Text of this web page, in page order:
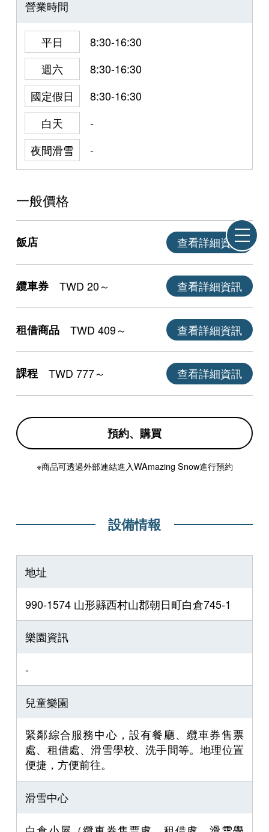
營業時間
平日
8:30-16:30
週六
8:30-16:30
國定假日
8:30-16:30
白天
-
夜間滑雪
-
一般價格
飯店 查看詳細資訊
纜車券 TWD 20～ 查看詳細資訊
租借商品 TWD 409～ 查看詳細資訊
課程 TWD 777～ 查看詳細資訊
預約、購買
※商品可透過外部連結進入WAmazing Snow進行預約
設備情報
地址
990-1574 山形縣西村山郡朝日町白倉745-1
樂園資訊
-
兒童樂園
緊鄰綜合服務中心，設有餐廳、纜車券售票
處、租借處、滑雪學校、洗手間等。地理位置
便捷，方便前往。
滑雪中心